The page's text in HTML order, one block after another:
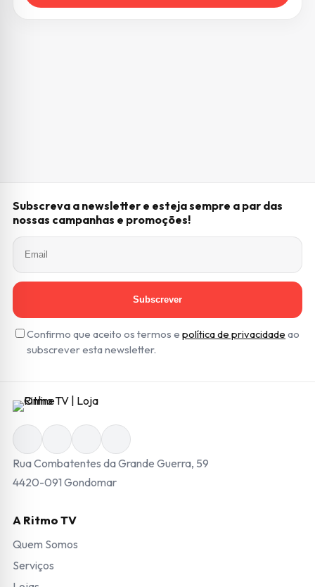
Subscreva a newsletter e esteja sempre a par das
nossas campanhas e promoções!
Subscrever
Confirmo que aceito os termos e política de privacidade ao
subscrever esta newsletter.
Rua Combatentes da Grande Guerra, 59
4420-091 Gondomar
A Ritmo TV
Quem Somos
Serviços